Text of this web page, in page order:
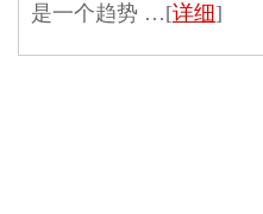
是一个趋势 …[详细]